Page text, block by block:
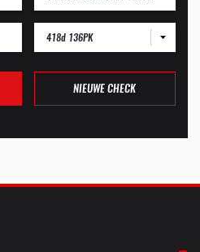
418d 136PK
NIEUWE CHECK